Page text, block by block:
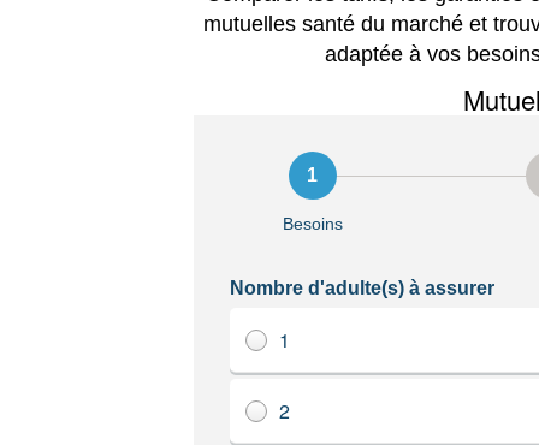
mutuelles santé du marché et
adaptée à vos